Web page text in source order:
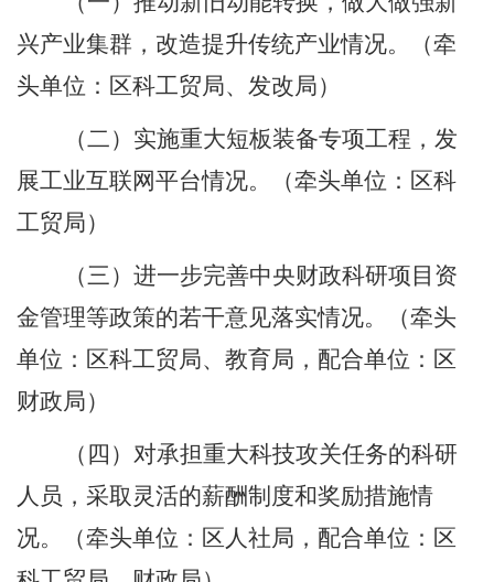
兴产业集群，改造提升传统产业情况。
（牵
头单位：区科工贸局、发改局）
（二）实施重大短板装备专项工程，发
展工业互联网平台情况。
（牵头单位：区科
工贸局）
（三）进一步完善中央财政科研项目资
金管理等政策的若干意见落实情况。
（牵头
单位：区科工贸局、教育局，配合单位：区
财政局）
（四）对承担重大科技攻关任务的科研
人员，采取灵活的薪酬制度和奖励措施情
况。
（牵头单位：区人社局，配合单位：区